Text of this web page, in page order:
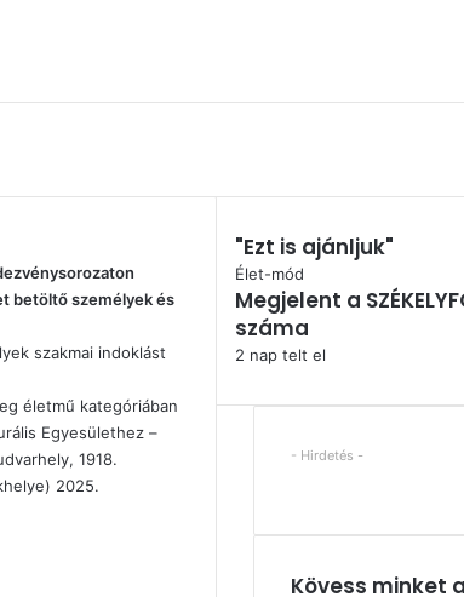
betöltő személyek és
szakmai indoklást
életmű kategóriában
Egyesülethez –
1918.
2025.
"Ezt is ajánljuk"
Bezárás
Élet-mód
Megjelent a
száma
2 nap telt el
- Hirdetés -
Kövess minket